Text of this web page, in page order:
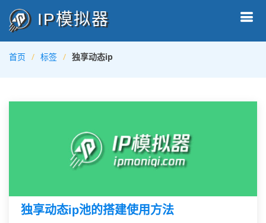
IP模拟器
首页 标签 独享动态ip
独享动态ip池的搭建使用方法